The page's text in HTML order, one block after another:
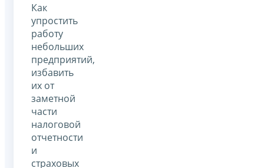
Как
упростить
работу
небольших
предприятий,
избавить
их от
заметной
части
налоговой
отчетности
и
страховых